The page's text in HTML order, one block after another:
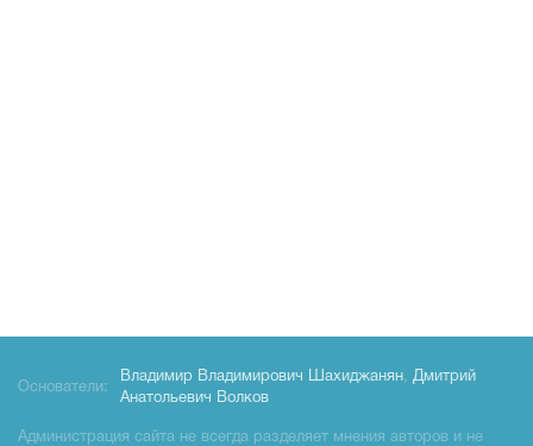
Основатели:
Владимир Владимирович Шахиджанян, Дмитрий
Анатольевич Волков
Администрация сайта не всегда разделяет мнения авторов и не